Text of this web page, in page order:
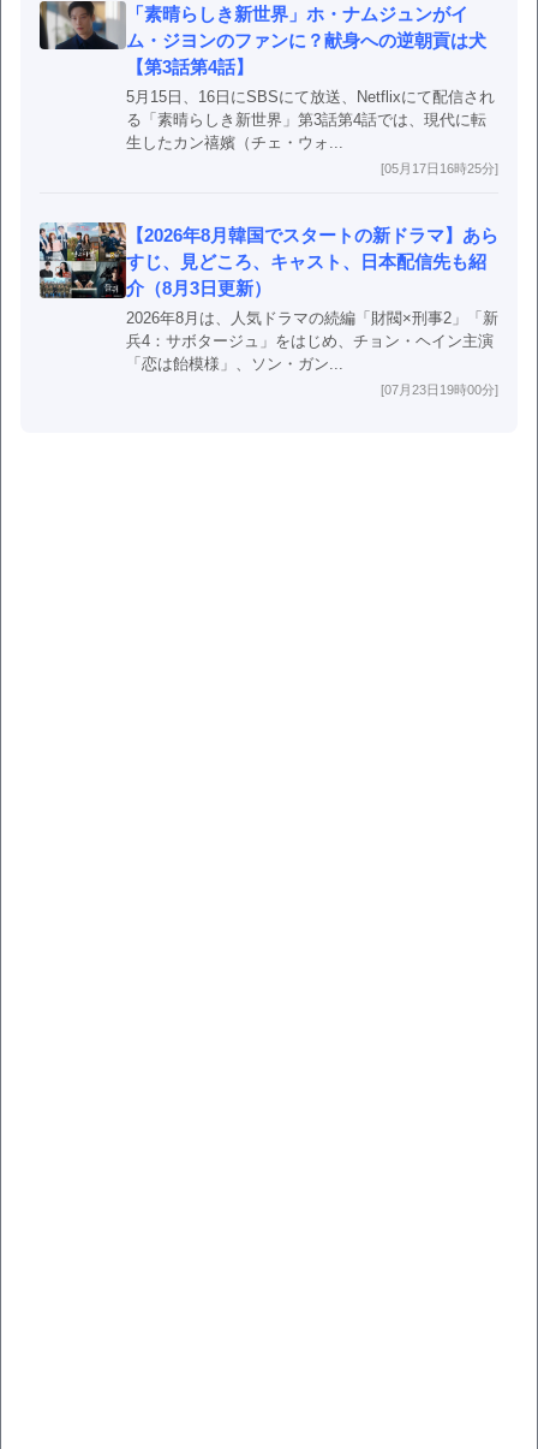
「素晴らしき新世界」ホ・ナムジュンがイ
ム・ジヨンのファンに？献身への逆朝貢は犬
【第3話第4話】
5月15日、16日にSBSにて放送、Netflixにて配信され
る「素晴らしき新世界」第3話第4話では、現代に転
生したカン禧嬪（チェ・ウォ...
[05月17日16時25分]
【2026年8月韓国でスタートの新ドラマ】あら
すじ、見どころ、キャスト、日本配信先も紹
介（8月3日更新）
2026年8月は、人気ドラマの続編「財閥×刑事2」「新
兵4：サボタージュ」をはじめ、チョン・ヘイン主演
「恋は飴模様」、ソン・ガン...
[07月23日19時00分]